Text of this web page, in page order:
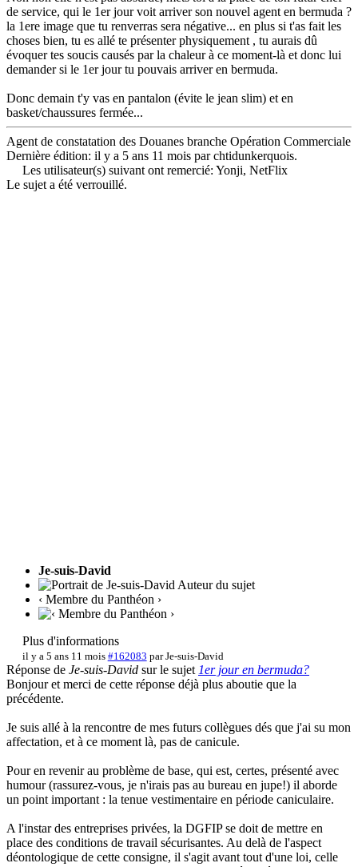
de service, qui le 1er jour voit arriver son nouvel agent en bermuda ?
la 1ere image que tu renverras sera négative... en plus si t'as fait les
choses bien, tu es allé te présenter physiquement , tu aurais dû
évoquer tes soucis causés par la chaleur à ce moment-là et donc lui
demander si le 1er jour tu pouvais arriver en bermuda.
Donc demain t'y vas en pantalon (évite le jean slim) et en
basket/chaussures fermée...
Agent de constatation des Douanes branche Opération Commerciale
Dernière édition: il y a 5 ans 11 mois parchtidunkerquois.
Les utilisateur(s) suivant ont remercié: Yonji, NetFlix
Le sujet a été verrouillé.
Je-suis-David
Auteur du sujet
‹ Membre du Panthéon ›
Plus d'informations
il y a 5 ans 11 mois #162083 parJe-suis-David
Réponse de Je-suis-David sur le sujet 1er jour en bermuda?
Bonjour et merci de cette réponse déjà plus aboutie que la
précédente.
Je suis allé à la rencontre de mes futurs collègues dés que j'ai su mon
affectation, et à ce moment là, pas de canicule.
Pour en revenir au problème de base, qui est, certes, présenté avec
humour (rassurez-vous, je n'irais pas au bureau en jupe!) il aborde
un point important : la tenue vestimentaire en période caniculaire.
A l'instar des entreprises privées, la DGFIP se doit de mettre en
place des conditions de travail sécurisantes. Au delà de l'aspect
déontologique de cette consigne, il s'agit avant tout d'une loi, celle